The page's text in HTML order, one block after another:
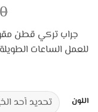
جراب تركي قطن
للعمل الساعات
اللون